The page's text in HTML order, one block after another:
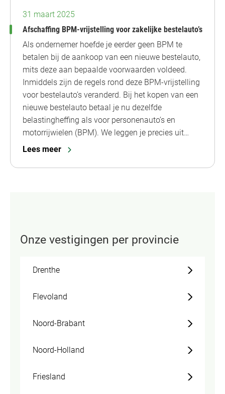
31 maart 2025
Afschaffing BPM-vrijstelling voor zakelijke bestelauto’s
Als ondernemer hoefde je eerder geen BPM te
betalen bij de aankoop van een nieuwe bestelauto,
mits deze aan bepaalde voorwaarden voldeed.
Inmiddels zijn de regels rond deze BPM-vrijstelling
voor bestelauto’s veranderd. Bij het kopen van een
nieuwe bestelauto betaal je nu dezelfde
belastingheffing als voor personenauto’s en
motorrijwielen (BPM). We leggen je precies uit…
Lees meer
Onze vestigingen per provincie
Drenthe
Flevoland
Noord-Brabant
Noord-Holland
Friesland